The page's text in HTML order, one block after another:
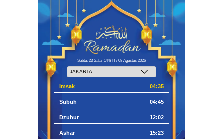
Sabtu, 23 Safar 1448 H / 08 Agustus 2026
Imsak 04:35
Subuh 04:45
Dzuhur 12:02
Ashar 15:23